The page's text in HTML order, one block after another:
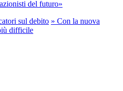
del futuro»
sul debito » Con la nuova
difficile